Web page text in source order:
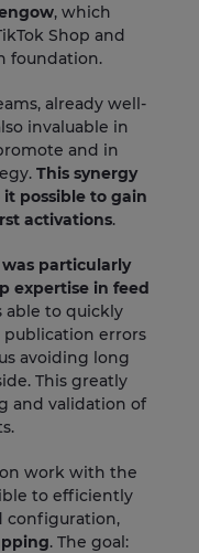
, which
Shop and
foundation.
already well-
invaluable in
and in
This synergy
possible to gain
activations.
particularly
expertise in feed
able to quickly
errors
avoiding long
This greatly
and validation of
work with the
to efficiently
configuration,
. The goal: